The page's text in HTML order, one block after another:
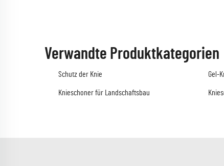
Verwandte Produktkategorien
Schutz der Knie Gel-
Knieschoner für Landschaftsbau